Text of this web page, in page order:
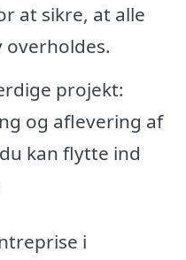
at sikre, at alle
projekt:
og aflevering af
kan flytte ind
i